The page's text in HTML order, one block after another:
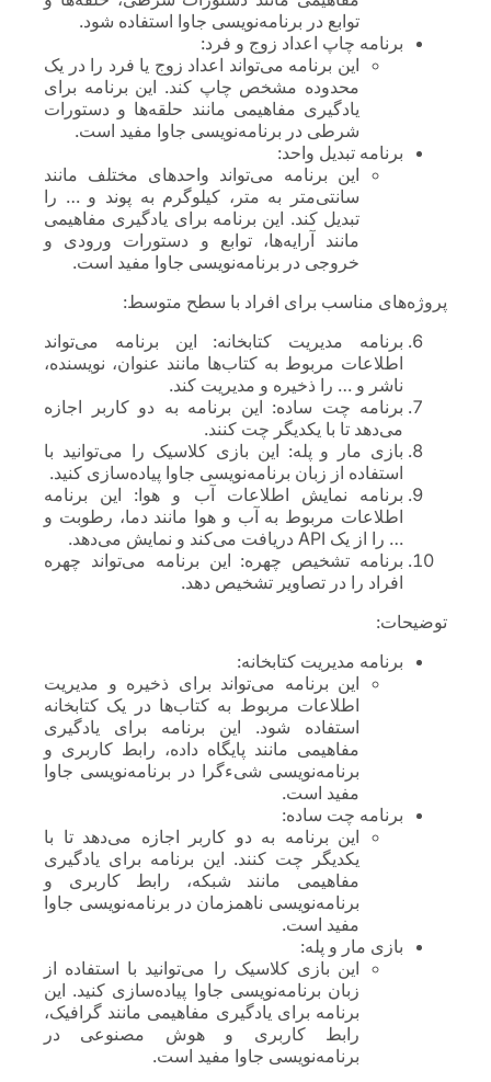
توابع در برنامه‌نویسی جاوا استفاده شود.
برنامه چاپ اعداد زوج و فرد:
این برنامه می‌تواند اعداد زوج یا فرد را در یک
محدوده مشخص چاپ کند. این برنامه برای
یادگیری مفاهیمی مانند حلقه‌ها و دستورات
شرطی در برنامه‌نویسی جاوا مفید است.
برنامه تبدیل واحد:
این برنامه می‌تواند واحدهای مختلف مانند
سانتی‌متر به متر، کیلوگرم به پوند و … را
تبدیل کند. این برنامه برای یادگیری مفاهیمی
مانند آرایه‌ها، توابع و دستورات ورودی و
خروجی در برنامه‌نویسی جاوا مفید است.
پروژه‌های مناسب برای افراد با سطح متوسط:
برنامه مدیریت کتابخانه: این برنامه می‌تواند
اطلاعات مربوط به کتاب‌ها مانند عنوان، نویسنده،
ناشر و … را ذخیره و مدیریت کند.
برنامه چت ساده: این برنامه به دو کاربر اجازه
می‌دهد تا با یکدیگر چت کنند.
بازی مار و پله: این بازی کلاسیک را می‌توانید با
استفاده از زبان برنامه‌نویسی جاوا پیاده‌سازی کنید.
برنامه نمایش اطلاعات آب و هوا: این برنامه
اطلاعات مربوط به آب و هوا مانند دما، رطوبت و
… را از یک API دریافت می‌کند و نمایش می‌دهد.
برنامه تشخیص چهره: این برنامه می‌تواند چهره
افراد را در تصاویر تشخیص دهد.
توضیحات:
برنامه مدیریت کتابخانه:
این برنامه می‌تواند برای ذخیره و مدیریت
اطلاعات مربوط به کتاب‌ها در یک کتابخانه
استفاده شود. این برنامه برای یادگیری
مفاهیمی مانند پایگاه داده، رابط کاربری و
برنامه‌نویسی شیءگرا در برنامه‌نویسی جاوا
مفید است.
برنامه چت ساده:
این برنامه به دو کاربر اجازه می‌دهد تا با
یکدیگر چت کنند. این برنامه برای یادگیری
مفاهیمی مانند شبکه، رابط کاربری و
برنامه‌نویسی ناهمزمان در برنامه‌نویسی جاوا
مفید است.
بازی مار و پله:
این بازی کلاسیک را می‌توانید با استفاده از
زبان برنامه‌نویسی جاوا پیاده‌سازی کنید. این
برنامه برای یادگیری مفاهیمی مانند گرافیک،
رابط کاربری و هوش مصنوعی در
برنامه‌نویسی جاوا مفید است.